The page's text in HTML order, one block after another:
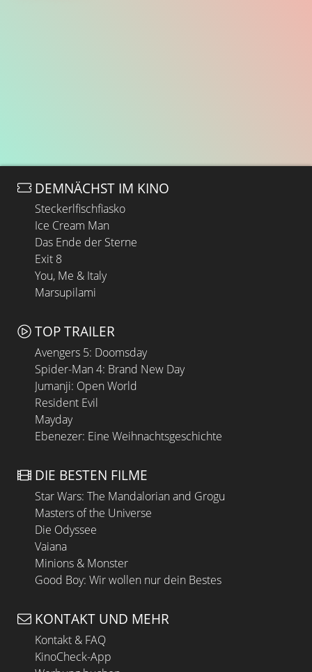
DEMNÄCHST IM KINO
Steckerlfischfiasko
Ice Cream Man
Das Ende der Sterne
Exit 8
You, Me & Italy
Marsupilami
TOP TRAILER
Avengers 5: Doomsday
Spider-Man 4: Brand New Day
Jumanji: Open World
Resident Evil
Mayday
Ebenezer: Eine Weihnachtsgeschichte
DIE BESTEN FILME
Star Wars: The Mandalorian and Grogu
Masters of the Universe
Die Odyssee
Vaiana
Minions & Monster
Good Boy: Wir wollen nur dein Bestes
KONTAKT UND MEHR
Kontakt & FAQ
KinoCheck-App